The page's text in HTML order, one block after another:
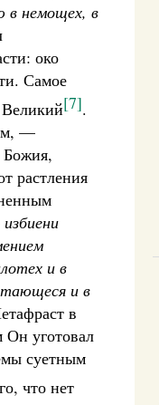
в немощех, в
око
Самое
Великий[7].
—
растления
избиени
и в
и в
в
Он уготовал
суетным
что нет